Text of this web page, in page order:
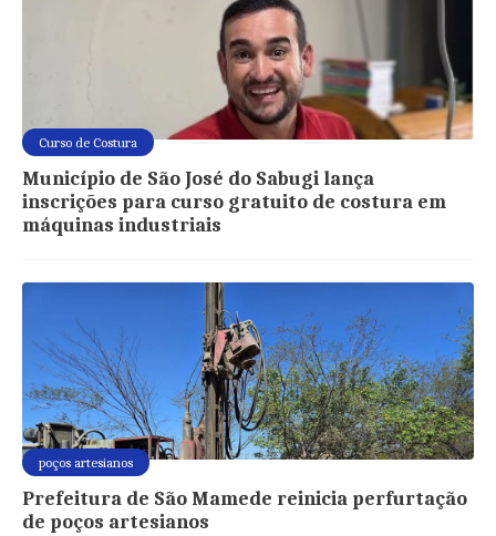
Curso de Costura
Município de São José do Sabugi lança
inscrições para curso gratuito de costura em
máquinas industriais
poços artesianos
Prefeitura de São Mamede reinicia perfurtação
de poços artesianos